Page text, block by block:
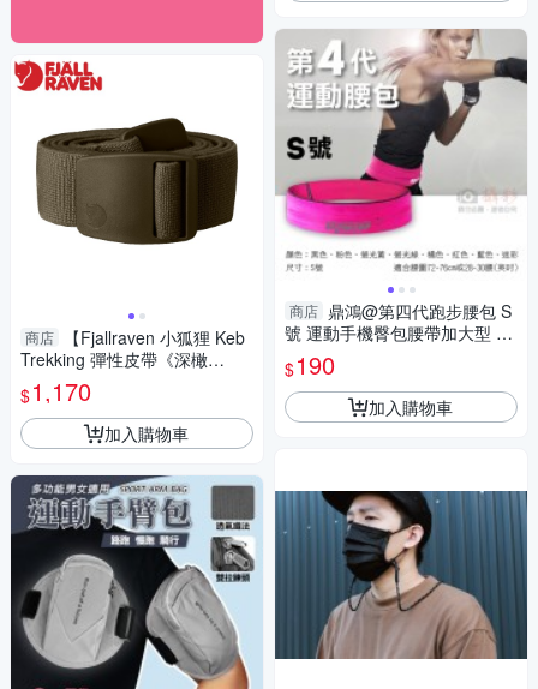
商店
【Fjallraven 小狐狸 Keb
Trekking 彈性皮帶《深橄
欖》】F77316/腰帶/腰帶環/釦
帶/運動腰帶
$1,170
加入購物車
商店 鼎鴻@第四代跑步腰包 S
號 運動手機臀包腰帶加大型 跑
步自行車3C鑰匙零錢收納包多
功能
$190
加入購物車